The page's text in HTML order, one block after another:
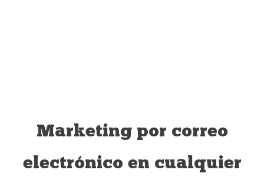
Marketing por correo
electrónico en cualquier